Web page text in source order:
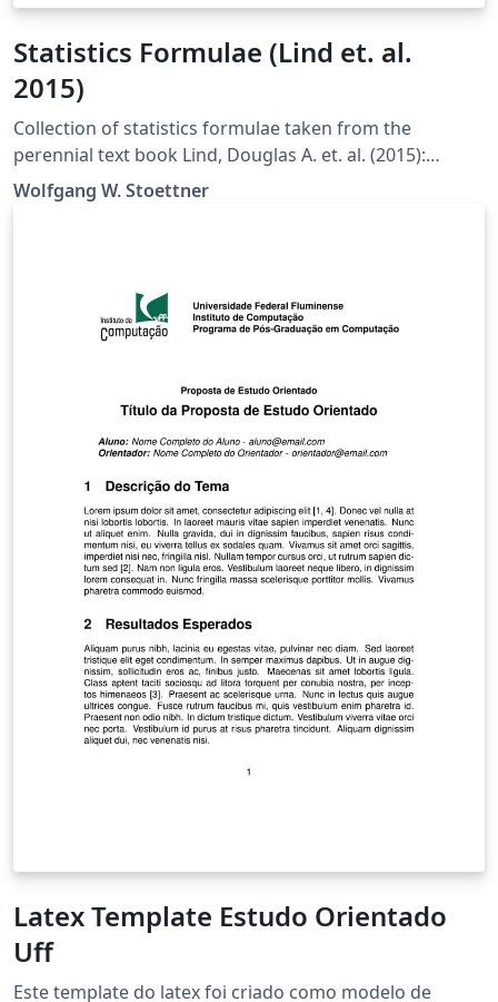
Statistics Formulae (Lind et. al.
2015)
Collection of statistics formulae taken from the
perennial text book Lind, Douglas A. et. al. (2015):
Statistical Techniques in Business and Economics, 16 ed.
(2015).
Wolfgang W. Stoettner
Latex Template Estudo Orientado
Uff
Este template do latex foi criado como modelo de